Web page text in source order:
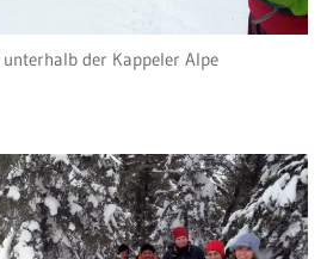
der Kappeler Alpe